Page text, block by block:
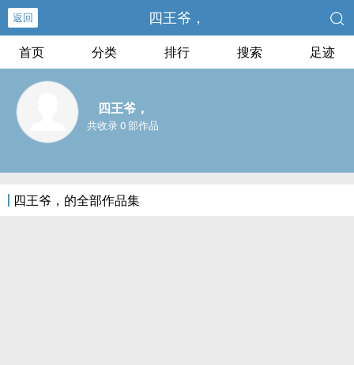
返回 四王爷，
首页 分类 排行 搜索 足迹
四王爷，
共收录 0 部作品
四王爷，的全部作品集